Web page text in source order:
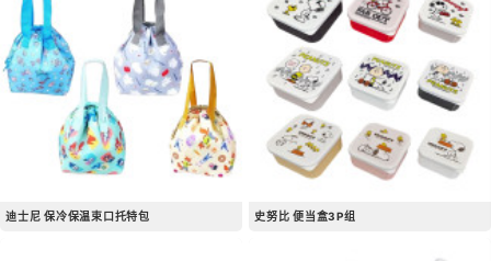
迪士尼 保冷保温束口托特包 史努比 便当盒3P组